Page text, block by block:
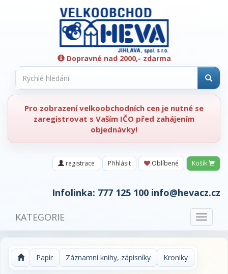
Dopravné nad 2000,- zdarma
Pro zobrazení velkoobchodních cen je nutné se
zaregistrovat s Vaším IČO před zahájením
objednávky!
registrace Přihlásit Oblíbené Košík
Infolinka: 777 125 100 info@hevacz.cz
Toggle
KATEGORIE
Papír Záznamní knihy, zápisníky Kroniky